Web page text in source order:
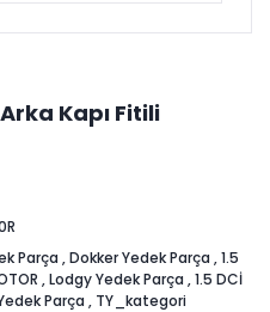
Kapı Fitili
Parça ,Dokker Yedek Parça ,1.5
,Lodgy Yedek Parça ,1.5 DCİ
Parça , TY_kategori